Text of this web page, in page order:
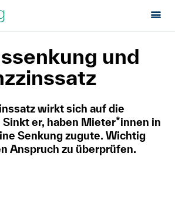
und
wirkt sich auf die
Sinkt er, haben Mieter*innen in
Senkung zugute. Wichtig
Anspruch zu überprüfen.